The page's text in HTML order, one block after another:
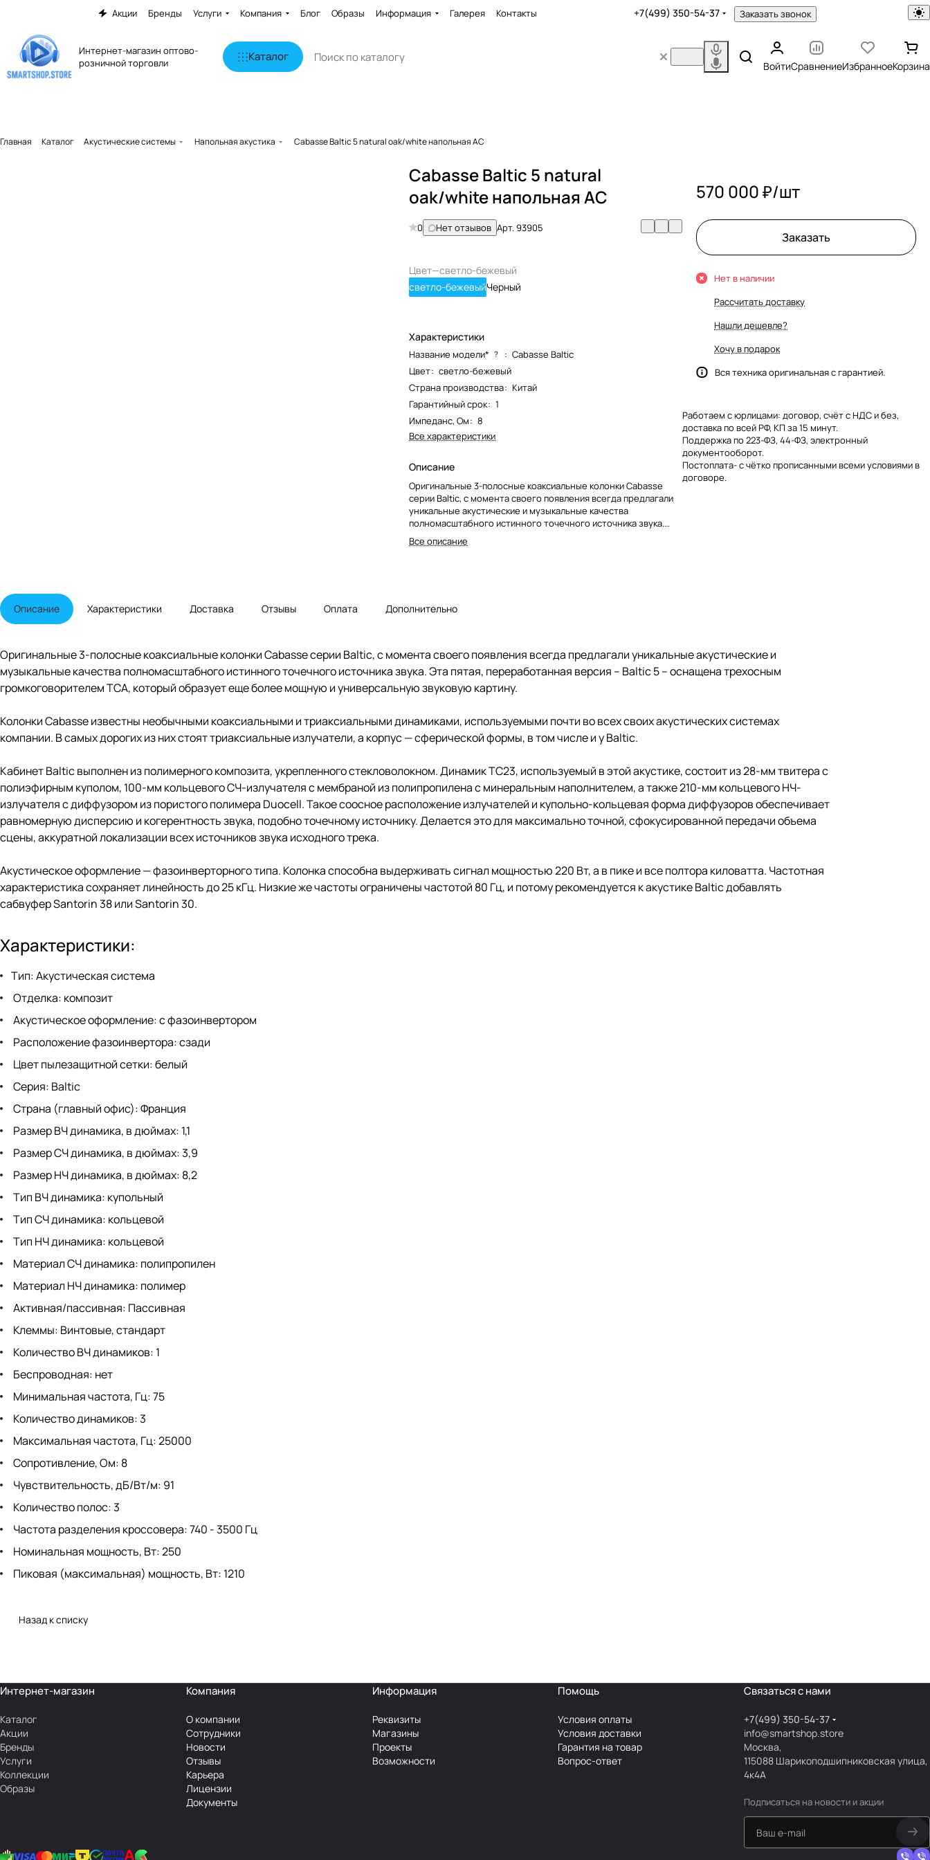
Акции Бренды Услуги Компания Блог Образы Информация Галерея Контакты +7(499) 350-54-37 Заказать звонок
Интернет-магазин оптово-
розничной торговли
Каталог
ВойтиСравнениеИзбранноеКорзина
Главная Каталог Акустические системы Напольная акустика Cabasse Baltic 5 natural oak/white напольная АС
Cabasse Baltic 5 natural
oak/white напольная АС
0 Нет отзывов Арт.93905
Цвет—светло-бежевый
светло-бежевыйЧерный
Характеристики
Название модели* ? : Cabasse Baltic
Цвет: светло-бежевый
Страна производства: Китай
Гарантийный срок: 1
Импеданс, Ом: 8
Все характеристики
Описание
Оригинальные 3-полосные коаксиальные колонки Cabasse
серии Baltic, с момента своего появления всегда предлагали
уникальные акустические и музыкальные качества
полномасштабного истинного точечного источника звука.
Эта пятая, переработанная версия – Baltic 5 – оснащена
трехосным громкоговорителем TCA, который образует еще
Все описание
570 000 ₽/шт
Заказать
Нет в наличии
Рассчитать доставку
Нашли дешевле?
Хочу в подарок
Вся техника оригинальная с гарантией.
Работаем с юрлицами: договор, счёт с НДС и без,
доставка по всей РФ, КП за 15 минут.
Поддержка по 223-ФЗ, 44-ФЗ, электронный
документооборот.
Постоплата- с чётко прописанными всеми условиями в
договоре.
Описание Характеристики Доставка Отзывы Оплата Дополнительно
Оригинальные 3-полосные коаксиальные колонки Cabasse серии Baltic, с момента своего появления всегда предлагали уникальные акустические и
музыкальные качества полномасштабного истинного точечного источника звука. Эта пятая, переработанная версия – Baltic 5 – оснащена трехосным
громкоговорителем TCA, который образует еще более мощную и универсальную звуковую картину.
Колонки Cabasse известны необычными коаксиальными и триаксиальными динамиками, используемыми почти во всех своих акустических системах
компании. В самых дорогих из них стоят триаксиальные излучатели, а корпус — сферической формы, в том числе и у Baltic.
Кабинет Baltic выполнен из полимерного композита, укрепленного стекловолокном. Динамик TC23, используемый в этой акустике, состоит из 28-мм твитера с
полиэфирным куполом, 100-мм кольцевого СЧ-излучателя с мембраной из полипропилена с минеральным наполнителем, а также 210-мм кольцевого НЧ-
излучателя с диффузором из пористого полимера Duocell. Такое соосное расположение излучателей и купольно-кольцевая форма диффузоров обеспечивает
равномерную дисперсию и когерентность звука, подобно точечному источнику. Делается это для максимально точной, сфокусированной передачи объема
сцены, аккуратной локализации всех источников звука исходного трека.
Акустическое оформление — фазоинверторного типа. Колонка способна выдерживать сигнал мощностью 220 Вт, а в пике и все полтора киловатта. Частотная
характеристика сохраняет линейность до 25 кГц. Низкие же частоты ограничены частотой 80 Гц, и потому рекомендуется к акустике Baltic добавлять
сабвуфер Santorin 38 или Santorin 30.
Характеристики:
Тип: Акустическая система
Отделка: композит
Акустическое оформление: с фазоинвертором
Расположение фазоинвертора: сзади
Цвет пылезащитной сетки: белый
Серия: Baltic
Страна (главный офис): Франция
Размер ВЧ динамика, в дюймах: 1,1
Размер СЧ динамика, в дюймах: 3,9
Размер НЧ динамика, в дюймах: 8,2
Тип ВЧ динамика: купольный
Тип СЧ динамика: кольцевой
Тип НЧ динамика: кольцевой
Материал СЧ динамика: полипропилен
Материал НЧ динамика: полимер
Активная/пассивная: Пассивная
Клеммы: Винтовые, стандарт
Количество ВЧ динамиков: 1
Беспроводная: нет
Минимальная частота, Гц: 75
Количество динамиков: 3
Максимальная частота, Гц: 25000
Сопротивление, Ом: 8
Чувствительность, дБ/Вт/м: 91
Количество полос: 3
Частота разделения кроссовера: 740 - 3500 Гц
Номинальная мощность, Вт: 250
Пиковая (максимальная) мощность, Вт: 1210
Назад к списку
Интернет-магазин
Каталог
Акции
Бренды
Услуги
Коллекции
Образы
Компания
О компании
Сотрудники
Новости
Отзывы
Карьера
Лицензии
Документы
Информация
Реквизиты
Магазины
Проекты
Возможности
Помощь
Условия оплаты
Условия доставки
Гарантия на товар
Вопрос-ответ
Связаться с нами
+7(499) 350-54-37
info@smartshop.store
Москва,
115088 Шарикоподшипниковская улица,
4к4А
Подписаться на новости и акции